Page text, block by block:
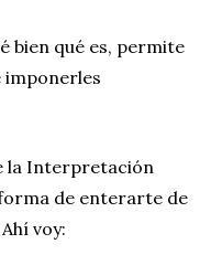
bien qué es, permite
imponerles
la Interpretación
de enterarte de
voy: